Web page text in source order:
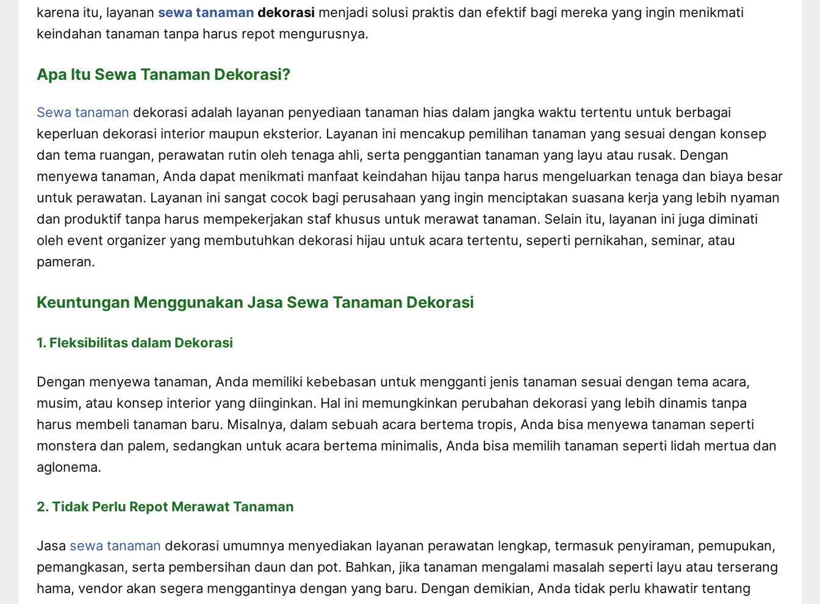
karena itu, layanan sewa tanaman dekorasi menjadi solusi praktis dan efektif bagi mereka yang ingin menikmati
keindahan tanaman tanpa harus repot mengurusnya.
Apa Itu Sewa Tanaman Dekorasi?
Sewa tanaman dekorasi adalah layanan penyediaan tanaman hias dalam jangka waktu tertentu untuk berbagai
keperluan dekorasi interior maupun eksterior. Layanan ini mencakup pemilihan tanaman yang sesuai dengan konsep
dan tema ruangan, perawatan rutin oleh tenaga ahli, serta penggantian tanaman yang layu atau rusak. Dengan
menyewa tanaman, Anda dapat menikmati manfaat keindahan hijau tanpa harus mengeluarkan tenaga dan biaya besar
untuk perawatan. Layanan ini sangat cocok bagi perusahaan yang ingin menciptakan suasana kerja yang lebih nyaman
dan produktif tanpa harus mempekerjakan staf khusus untuk merawat tanaman. Selain itu, layanan ini juga diminati
oleh event organizer yang membutuhkan dekorasi hijau untuk acara tertentu, seperti pernikahan, seminar, atau
pameran.
Keuntungan Menggunakan Jasa Sewa Tanaman Dekorasi
1. Fleksibilitas dalam Dekorasi
Dengan menyewa tanaman, Anda memiliki kebebasan untuk mengganti jenis tanaman sesuai dengan tema acara,
musim, atau konsep interior yang diinginkan. Hal ini memungkinkan perubahan dekorasi yang lebih dinamis tanpa
harus membeli tanaman baru. Misalnya, dalam sebuah acara bertema tropis, Anda bisa menyewa tanaman seperti
monstera dan palem, sedangkan untuk acara bertema minimalis, Anda bisa memilih tanaman seperti lidah mertua dan
aglonema.
2. Tidak Perlu Repot Merawat Tanaman
Jasa sewa tanaman dekorasi umumnya menyediakan layanan perawatan lengkap, termasuk penyiraman, pemupukan,
pemangkasan, serta pembersihan daun dan pot. Bahkan, jika tanaman mengalami masalah seperti layu atau terserang
hama, vendor akan segera menggantinya dengan yang baru. Dengan demikian, Anda tidak perlu khawatir tentang